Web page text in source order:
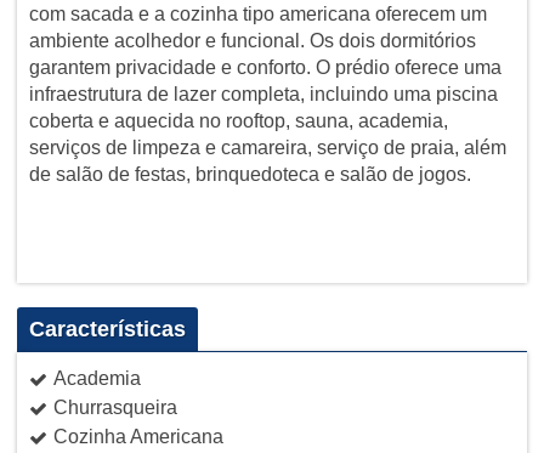
com sacada e a cozinha tipo americana oferecem um
ambiente acolhedor e funcional. Os dois dormitórios
garantem privacidade e conforto. O prédio oferece uma
infraestrutura de lazer completa, incluindo uma piscina
coberta e aquecida no rooftop, sauna, academia,
serviços de limpeza e camareira, serviço de praia, além
de salão de festas, brinquedoteca e salão de jogos.
Características
Academia
Churrasqueira
Cozinha Americana